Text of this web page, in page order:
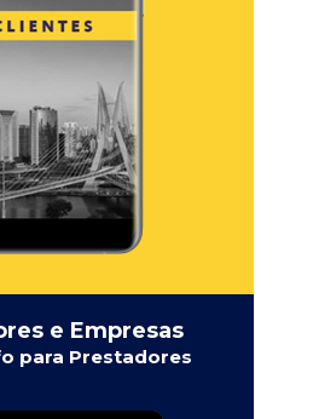
e Empresas
para Prestadores